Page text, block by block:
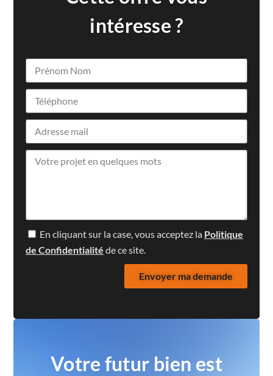
intéresse ?
En cliquant sur la case, vous acceptez la Politique
de Confidentialité de ce site.
Envoyer ma demande
Votre futur bien est